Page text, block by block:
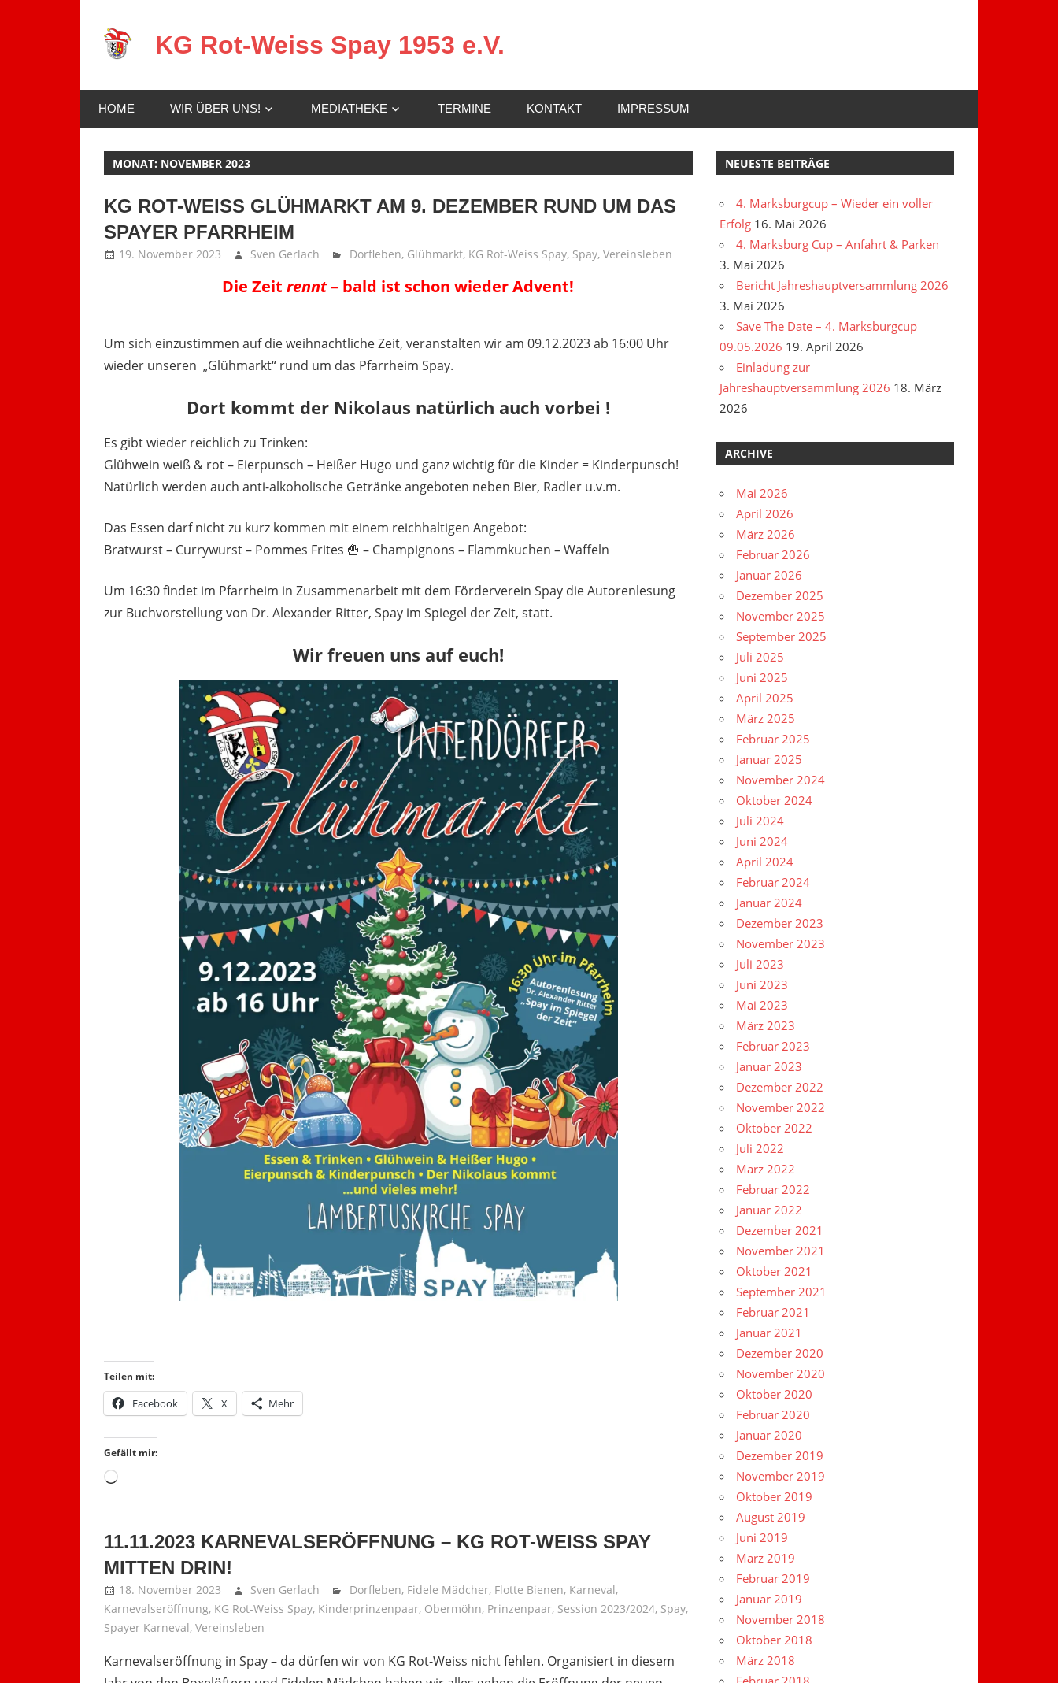
Inhalt
springen
KG Rot-Weiss Spay 1953 e.V.
in
Spay!
HOME WIR ÜBER UNS! MEDIATHEKE TERMINE KONTAKT IMPRESSUM
MONAT: NOVEMBER 2023
KG ROT-WEISS GLÜHMARKT AM 9. DEZEMBER RUND UM DAS
SPAYER PFARRHEIM
19. November 2023 Sven Gerlach Dorfleben, Glühmarkt, KG Rot-Weiss Spay, Spay, Vereinsleben
Die Zeitrennt– bald ist schon wieder Advent!
Um sich einzustimmen auf die weihnachtliche Zeit, veranstalten wir am 09.12.2023 ab 16:00 Uhr
wieder unseren „Glühmarkt“ rund um das Pfarrheim Spay.
Dort kommt der Nikolaus natürlich auch vorbei !
Es gibt wieder reichlich zu Trinken:
Glühwein weiß & rot – Eierpunsch – Heißer Hugo und ganz wichtig für die Kinder = Kinderpunsch!
Natürlich werden auch anti-alkoholische Getränke angeboten neben Bier, Radler u.v.m.
Das Essen darf nicht zu kurz kommen mit einem reichhaltigen Angebot:
Bratwurst – Currywurst – Pommes Frites 🍟 – Champignons – Flammkuchen – Waffeln
Um 16:30 findet im Pfarrheim in Zusammenarbeit mit dem Förderverein Spay die Autorenlesung
zur Buchvorstellung von Dr. Alexander Ritter, Spay im Spiegel der Zeit, statt.
Wir freuen uns auf euch!
Teilen mit:
Facebook X Mehr
Gefällt mir:
Wird
11.11.2023 KARNEVALSERÖFFNUNG – KG ROT-WEISS SPAY
MITTEN DRIN!
18. November 2023 Sven Gerlach Dorfleben, Fidele Mädcher, Flotte Bienen, Karneval,
Karnevalseröffnung, KG Rot-Weiss Spay, Kinderprinzenpaar, Obermöhn, Prinzenpaar, Session 2023/2024, Spay,
Spayer Karneval, Vereinsleben
Karnevalseröffnung in Spay – da dürfen wir von KG Rot-Weiss nicht fehlen. Organisiert in diesem
NEUESTE BEITRÄGE
4. Marksburgcup – Wieder ein voller
Erfolg 16. Mai 2026
4. Marksburg Cup – Anfahrt & Parken
3. Mai 2026
Bericht Jahreshauptversammlung 2026
3. Mai 2026
Save The Date – 4. Marksburgcup
09.05.2026 19. April 2026
Einladung zur
Jahreshauptversammlung 2026 18. März
2026
ARCHIVE
Mai 2026
April 2026
März 2026
Februar 2026
Januar 2026
Dezember 2025
November 2025
September 2025
Juli 2025
Juni 2025
April 2025
März 2025
Februar 2025
Januar 2025
November 2024
Oktober 2024
Juli 2024
Juni 2024
April 2024
Februar 2024
Januar 2024
Dezember 2023
November 2023
Juli 2023
Juni 2023
Mai 2023
März 2023
Februar 2023
Januar 2023
Dezember 2022
November 2022
Oktober 2022
Juli 2022
März 2022
Februar 2022
Januar 2022
Dezember 2021
November 2021
Oktober 2021
September 2021
Februar 2021
Januar 2021
Dezember 2020
November 2020
Oktober 2020
Februar 2020
Januar 2020
Dezember 2019
November 2019
Oktober 2019
August 2019
Juni 2019
März 2019
Februar 2019
Januar 2019
November 2018
Oktober 2018
März 2018